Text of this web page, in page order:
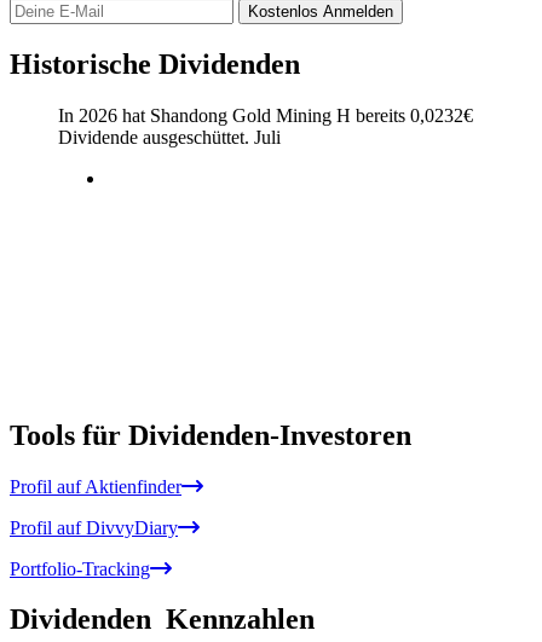
Kostenlos Anmelden
Historische Dividenden
In 2026 hat Shandong Gold Mining H bereits 0,0232€
Dividende ausgeschüttet. Juli
Tools für Dividenden-Investoren
Profil auf Aktienfinder
Profil auf DivvyDiary
Portfolio-Tracking
Dividenden Kennzahlen